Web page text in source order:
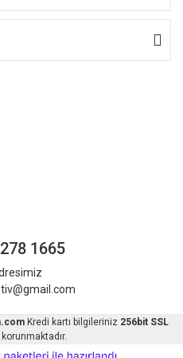
1665
Kredi kartı bilgileriniz 256bit SSL